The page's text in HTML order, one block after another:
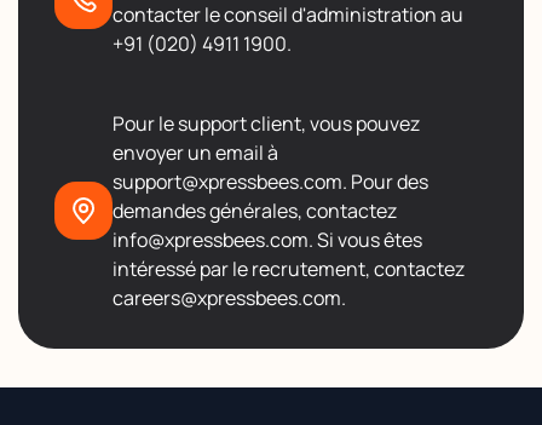
contacter le conseil d'administration au
+91 (020) 4911 1900.
Pour le support client, vous pouvez
envoyer un email à
support@xpressbees.com. Pour des
demandes générales, contactez
info@xpressbees.com. Si vous êtes
intéressé par le recrutement, contactez
careers@xpressbees.com.